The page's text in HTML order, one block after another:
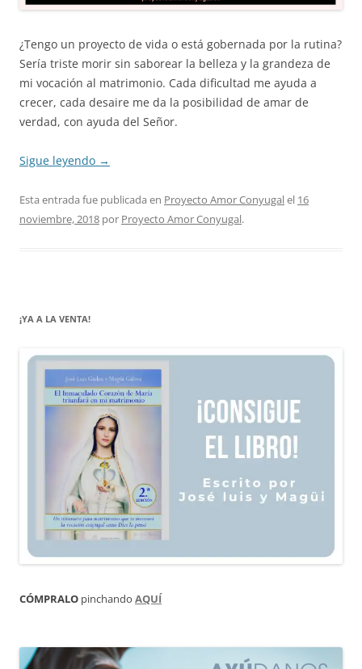
¿Tengo un proyecto de vida o está gobernada por la rutina?
Sería triste morir sin saborear la belleza y la grandeza de
mi vocación al matrimonio. Cada dificultad me ayuda a
crecer, cada desaire me da la posibilidad de amar de
verdad, con ayuda del Señor.
Sigue leyendo →
Esta entrada fue publicada en Proyecto Amor Conyugalel 16
noviembre, 2018 por Proyecto Amor Conyugal.
¡YA A LA VENTA!
CÓMPRALO pinchando AQUÍ